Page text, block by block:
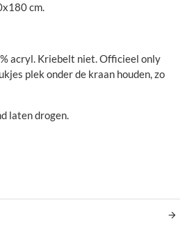
cm.
acryl. Kriebelt niet. Officieel only
plek onder de kraan houden, zo
laten drogen.